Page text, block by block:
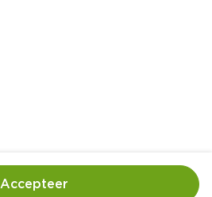
Accepteer